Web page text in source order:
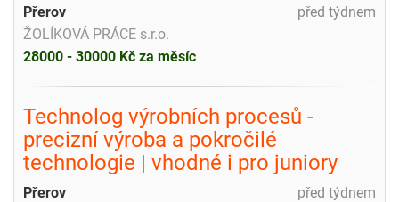
před týdnem
Přerov
ŽOLÍKOVÁ PRÁCE s.r.o.
28000 - 30000 Kč za měsíc
Technolog výrobních procesů -
precizní výroba a pokročilé
technologie | vhodné i pro juniory
před týdnem
Přerov